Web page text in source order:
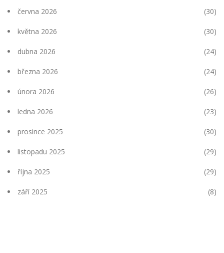
června 2026 (30)
května 2026 (30)
dubna 2026 (24)
března 2026 (24)
února 2026 (26)
ledna 2026 (23)
prosince 2025 (30)
listopadu 2025 (29)
října 2025 (29)
září 2025 (8)